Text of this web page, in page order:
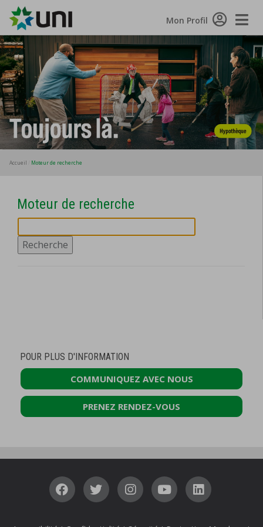
Toggle
Mon Profil
Accueil Moteur de recherche
Moteur de recherche
POUR PLUS D'INFORMATION
COMMUNIQUEZ AVEC NOUS
PRENEZ RENDEZ-VOUS